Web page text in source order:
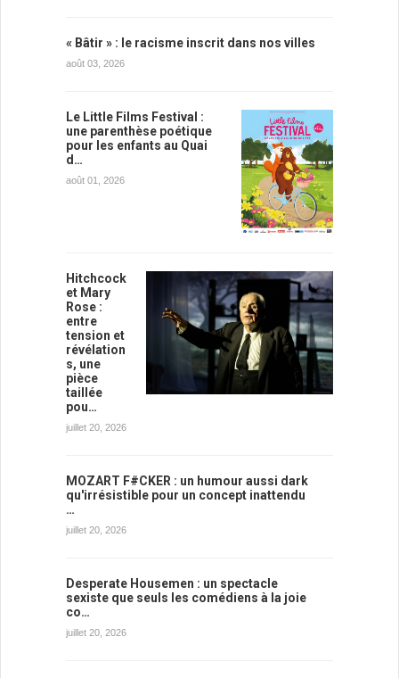
« Bâtir » : le racisme inscrit dans nos villes
août 03, 2026
Le Little Films Festival :
une parenthèse poétique
pour les enfants au Quai
d…
août 01, 2026
Hitchcock
et Mary
Rose :
entre
tension et
révélation
s, une
pièce
taillée
pou…
juillet 20, 2026
MOZART F#CKER : un humour aussi dark
qu'irrésistible pour un concept inattendu
…
juillet 20, 2026
Desperate Housemen : un spectacle
sexiste que seuls les comédiens à la joie
co…
juillet 20, 2026